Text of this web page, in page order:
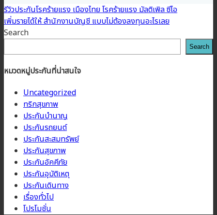
รีวิวประกันโรคร้ายแรง เมืองไทย โรคร้ายแรง มัลติเพิล ซีไอ
เพิ่มรายได้ให้ สำนักงานบัญชี แบบไม่ต้องลงทุนอะไรเลย
Search
Search
หมวดหมู่ประกันที่น่าสนใจ
Uncategorized
ทริกสุขภาพ
ประกันบำนาญ
ประกันรถยนต์
ประกันสะสมทรัพย์
ประกันสุขภาพ
ประกันอัคคีภัย
ประกันอุบัติเหตุ
ประกันเดินทาง
เรื่องทั่วไป
โปรโมชั่น